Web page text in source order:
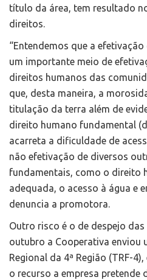
título da área, tem resultado
direitos.
“Entendemos que a
um importante meio de
direitos humanos das
que, desta maneira, a
titulação da terra além de
direito humano fundamental
acarreta a dificuldade de
não efetivação de diversos
fundamentais, como o direito
adequada, o acesso à água e
denuncia a promotora.
Outro risco é o de despejo
outubro a Cooperativa enviou
Regional da 4ª Região (TRF-
o recurso a empresa pretende